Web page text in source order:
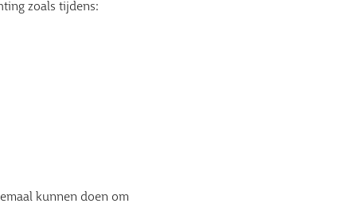
zoals tijdens:
kunnen doen om